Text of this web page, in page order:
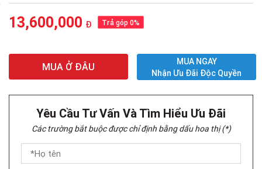
13,600,000 Đ Trả góp 0%
MUA Ở ĐÂU
MUA NGAY
Nhận Ưu Đãi Độc Quyền
Yêu Cầu Tư Vấn Và Tìm Hiểu Ưu Đãi
Các trường bắt buộc được chỉ định bằng dấu hoa thị (*)